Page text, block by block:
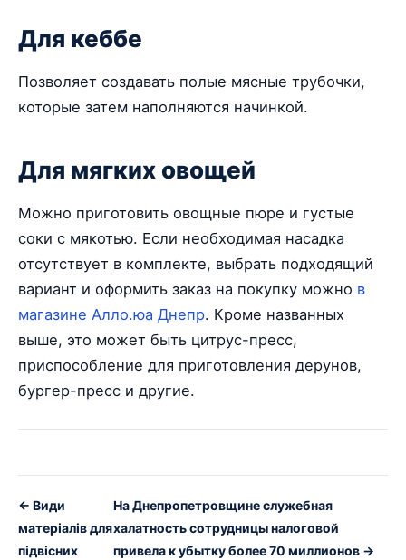
Для кеббе
Позволяет создавать полые мясные трубочки,
которые затем наполняются начинкой.
Для мягких овощей
Можно приготовить овощные пюре и густые
соки с мякотью. Если необходимая насадка
отсутствует в комплекте, выбрать подходящий
вариант и оформить заказ на покупку можно в
магазине Алло.юа Днепр. Кроме названных
выше, это может быть цитрус-пресс,
приспособление для приготовления дерунов,
бургер-пресс и другие.
← Види
матеріалів для
підвісних
На Днепропетровщине служебная
халатность сотрудницы налоговой
привела к убытку более 70 миллионов →